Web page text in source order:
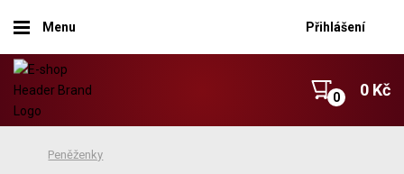
Menu Přihlášení
0 Kč
Peněženky